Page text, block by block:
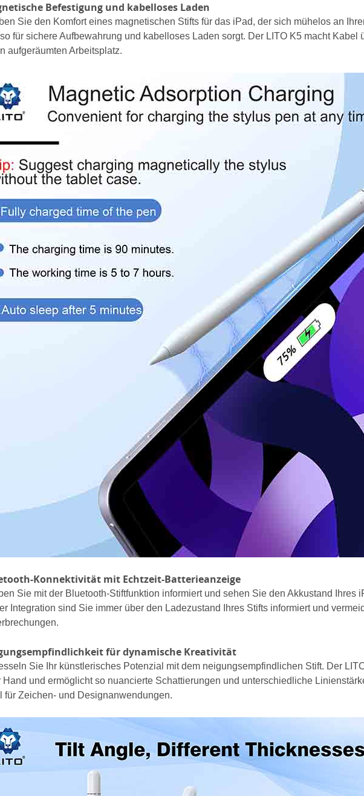
Befestigung und kabelloses Laden
Sie den Komfort eines magnetischen Stifts für das iPad, der sich mühelos an
für sichere Aufbewahrung und kabelloses Laden sorgt. Der LITO K5 macht Kabel
aufgeräumten Arbeitsplatz.
Konnektivität mit Echtzeit-Batterieanzeige
Sie mit der Bluetooth-Stiftfunktion informiert und sehen Sie den Akkustand Ihres
Integration sind Sie immer über den Ladezustand Ihres Stifts informiert und
für dynamische Kreativität
Sie Ihr künstlerisches Potenzial mit dem neigungsempfindlichen Stift. Der
Hand und ermöglicht so nuancierte Schattierungen und unterschiedliche
für Zeichen- und Designanwendungen.